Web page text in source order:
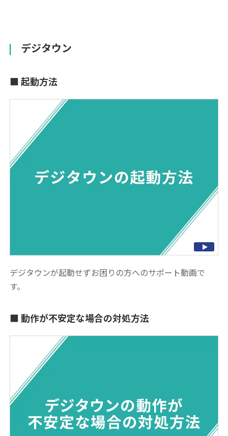
デジタウン
起動方法
デジタウンが起動せずお困りの方へのサポート動画で
す。
動作が不安定な場合の対処方法